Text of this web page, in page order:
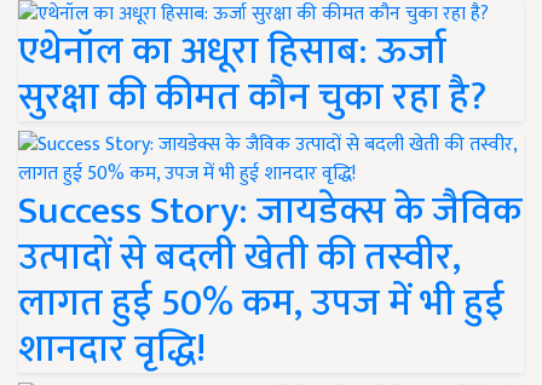
एथेनॉल का अधूरा हिसाब: ऊर्जा
सुरक्षा की कीमत कौन चुका रहा है?
Success Story: जायडेक्स के जैविक
उत्पादों से बदली खेती की तस्वीर,
लागत हुई 50% कम, उपज में भी हुई
शानदार वृद्धि!